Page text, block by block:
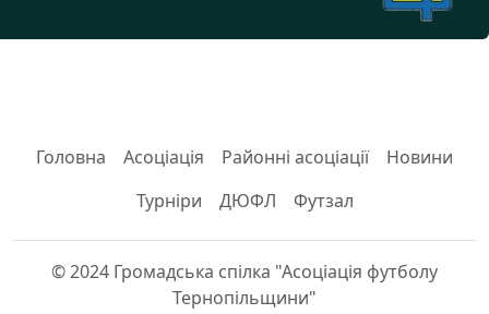
Головна Асоціація Районні асоціації
Новини
Турніри
ДЮФЛ Футзал
© 2024 Громадська спілка "Асоціація футболу
Тернопільщини"